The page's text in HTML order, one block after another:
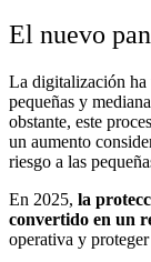
El nuevo
La digitalización ha
pequeñas y
obstante, este
un aumento
riesgo a las
En 2025, la
convertido en un
operativa y